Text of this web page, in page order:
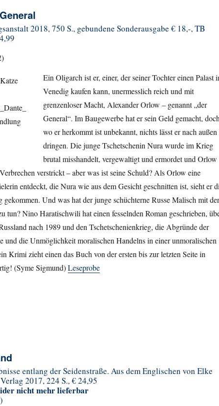
2018, 750 S., gebundene Sonderausgabe € 18,-, TB
Ein Oligarch ist er, einer, der seiner Tochter einen Palast
Venedig kaufen kann, unermesslich reich und mit
grenzenloser Macht, Alexander Orlow – genannt „der
General“. Im Baugewerbe hat er sein Geld gemacht, doch
wo er herkommt ist unbekannt, nichts lässt er nach außen
dringen. Die junge Tschetschenin Nura wurde im Krieg
brutal misshandelt, vergewaltigt und ermordet und Orlow
verstrickt – aber was ist seine Schuld? Als Orlow eine
entdeckt, die Nura wie aus dem Gesicht geschnitten ist, sieht er
Und was hat der junge schüchterne Russe Malisch mit der
tun? Nino Haratischwili hat einen fesselnden Roman geschrieben,
nach 1989 und den Tschetschenienkrieg, die Abgründe der
und die Unmöglichkeit moralischen Handelns in einer unmoralischen
Krimi zieht einen das Buch von der ersten bis zur letzten Seite in
(Syme Sigmund)Leseprobe
entlang der Seidenstraße. Aus dem Englischen von Elke
2017, 224 S., € 24,95
nicht mehr lieferbar